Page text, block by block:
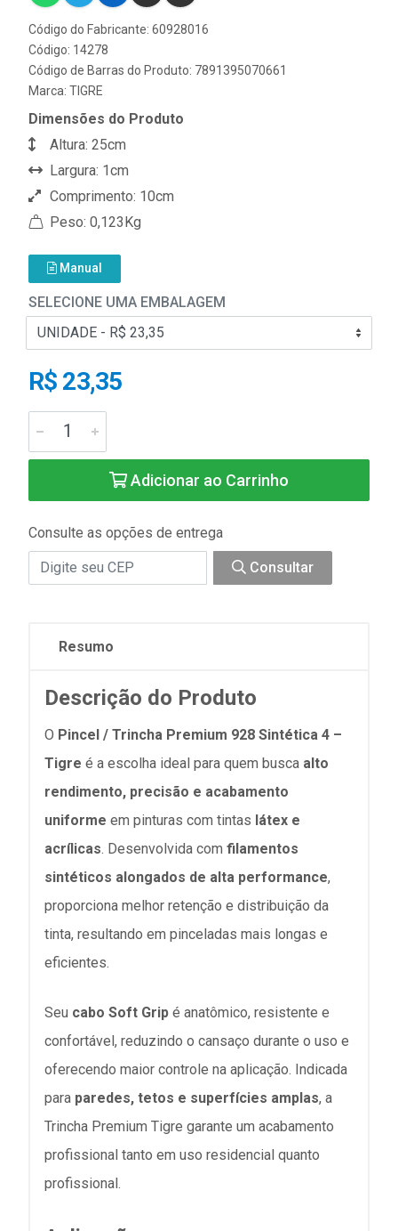
Código do Fabricante: 60928016
Código: 14278
Código de Barras do Produto: 7891395070661
Marca: TIGRE
Dimensões do Produto
Altura: 25cm
Largura: 1cm
Comprimento: 10cm
Peso: 0,123Kg
Manual
SELECIONE UMA EMBALAGEM
R$ 23,35
Adicionar ao Carrinho
Consulte as opções de entrega
Consultar
Resumo
Descrição do Produto
O Pincel / Trincha Premium 928 Sintética 4 –
Tigre é a escolha ideal para quem busca alto
rendimento, precisão e acabamento
uniforme em pinturas com tintas látex e
acrílicas . Desenvolvida com filamentos
sintéticos alongados de alta performance,
proporciona melhor retenção e distribuição da
tinta, resultando em pinceladas mais longas e
eficientes.
Seu cabo Soft Grip é anatômico, resistente e
confortável, reduzindo o cansaço durante o uso e
oferecendo maior controle na aplicação. Indicada
para paredes, tetos e superfícies amplas, a
Trincha Premium Tigre garante um acabamento
profissional tanto em uso residencial quanto
profissional.